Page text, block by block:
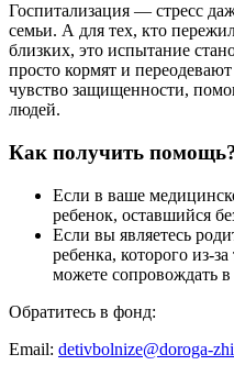
Госпитализация — стресс
семьи. А для тех, кто
близких, это испытание
просто кормят и
чувство защищенности,
людей.
Как получить
Если в ваше
ребенок, оставшийся
Если вы являетесь
ребенка, которого из-
можете сопровождать
Обратитесь в фонд:
Email: detivbolnize@doroga-